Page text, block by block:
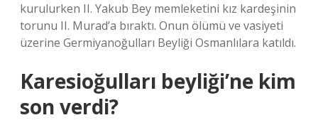
kurulurken II. Yakub Bey memleketini kız kardeşinin
torunu II. Murad’a bıraktı. Onun ölümü ve vasiyeti
üzerine Germiyanoğulları Beyliği Osmanlılara katıldı.
Karesioğulları beyliği’ne kim
son verdi?